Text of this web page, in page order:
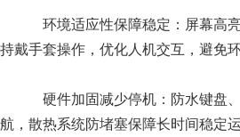
环境适应性保障稳定：屏幕高亮度
持戴手套操作，优化人机交互，避免
硬件加固减少停机：防水键盘、密
航，散热系统防堵塞保障长时间稳定